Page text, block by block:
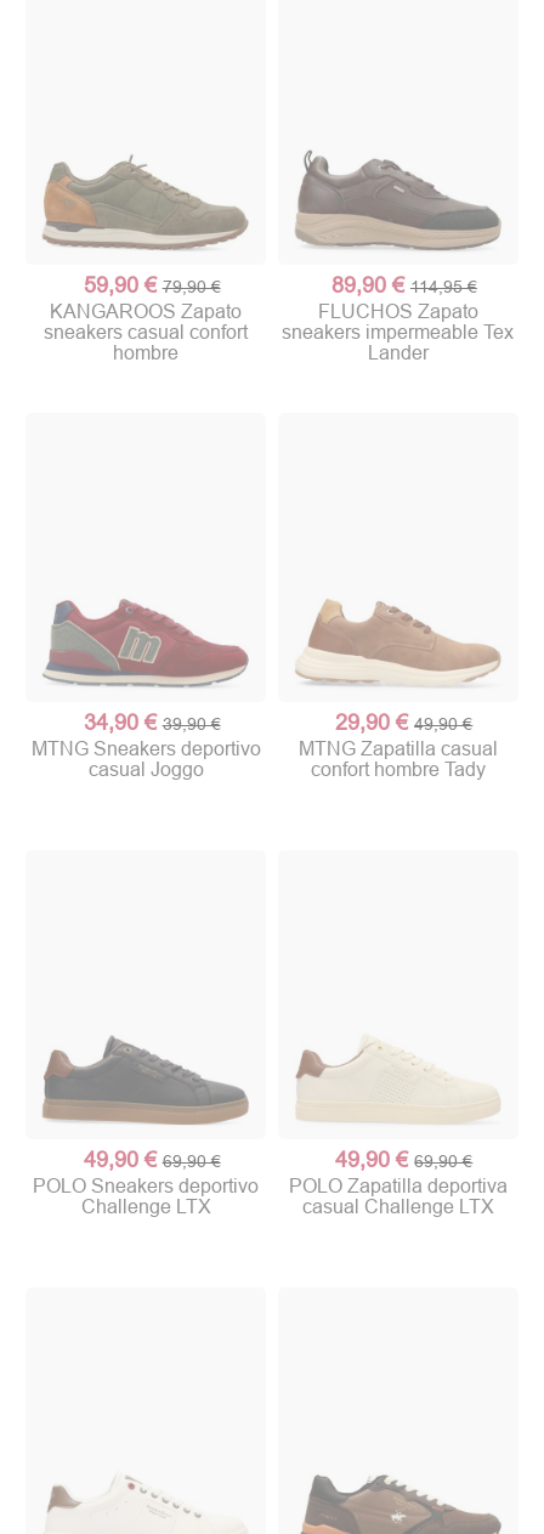
59,90 € 79,90 €
KANGAROOS Zapato
sneakers casual confort
hombre
89,90 € 114,95 €
FLUCHOS Zapato
sneakers impermeable Tex
Lander
34,90 € 39,90 €
MTNG Sneakers deportivo
casual Joggo
29,90 € 49,90 €
MTNG Zapatilla casual
confort hombre Tady
49,90 € 69,90 €
POLO Sneakers deportivo
Challenge LTX
49,90 € 69,90 €
POLO Zapatilla deportiva
casual Challenge LTX